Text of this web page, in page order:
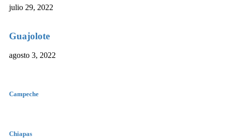
julio 29, 2022
Guajolote
agosto 3, 2022
Campeche
Chiapas